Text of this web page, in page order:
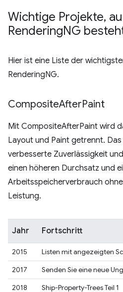
Wichtige Projekte,
RenderingNG
Hier ist eine Liste der
RenderingNG.
CompositeAfterPaint
Mit CompositeAfterPaint wird
Layout und Paint getrennt.
verbesserte Zuverlässigkeit
einen höheren Durchsatz und
Arbeitsspeicherverbrauch
Leistung.
Jahr Fortschritt
2015
Listen mit angezeigten
2017
Senden Sie eine neue
2018
Ship-Property-Trees Teil 1